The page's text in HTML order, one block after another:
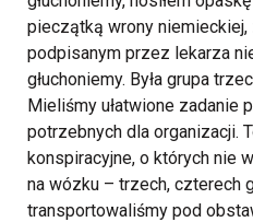
pieczątką wrony
podpisanym przez lekarza
głuchoniemy. Była grupa
Mieliśmy ułatwione zadanie
potrzebnych dla organizacji.
konspiracyjne, o których nie
na wózku – trzech, czterech
transportowaliśmy pod